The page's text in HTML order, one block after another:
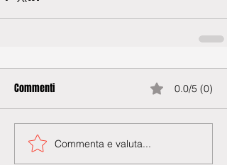
Commenti 0.0/5 (0)
Commenta e valuta...